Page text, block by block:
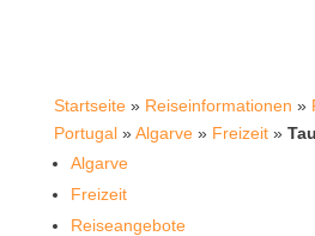
Startseite» Reiseinformationen »
Portugal»Algarve» Freizeit»
Algarve
Freizeit
Reiseangebote